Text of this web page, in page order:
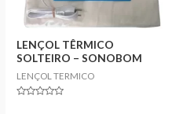
LENÇOL TÊRMICO
SOLTEIRO – SONOBOM
LENÇOL TERMICO